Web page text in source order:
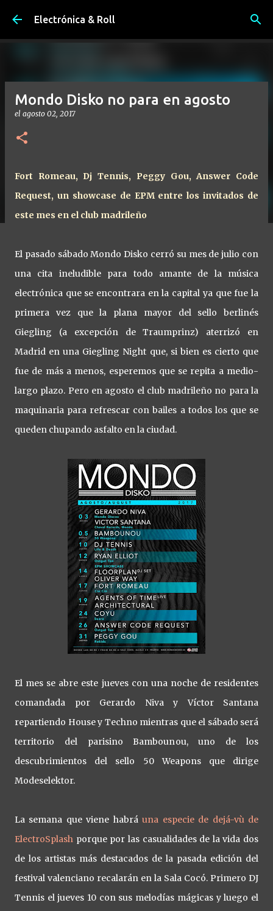
Ir al contenido principal
Electrónica & Roll
Mondo Disko no para en agosto
el agosto 02, 2017
Fort Romeau, Dj Tennis, Peggy Gou, Answer Code
Request, un showcase de EPM entre los invitados de
este mes en el club madrileño
El pasado sábado Mondo Disko cerró su mes de julio con
una cita ineludible para todo amante de la música
electrónica que se encontrara en la capital ya que fue la
primera vez que la plana mayor del sello berlinés
Giegling (a excepción de Traumprinz) aterrizó en
Madrid en una Giegling Night que, si bien es cierto que
fue de más a menos, esperemos que se repita a medio-
largo plazo. Pero en agosto el club madrileño no para la
maquinaria para refrescar con bailes a todos los que se
queden chupando asfalto en la ciudad.
El mes se abre este jueves con una noche de residentes
comandada por Gerardo Niva y Víctor Santana
repartiendo House y Techno mientras que el sábado será
territorio del parisino Bambounou, uno de los
descubrimientos del sello 50 Weapons que dirige
Modeselektor.
La semana que viene habráuna especie de dejá-vù de
ElectroSplash porque por las casualidades de la vida dos
de los artistas más destacados de la pasada edición del
festival valenciano recalarán en la Sala Cocó. Primero DJ
Tennis el jueves 10 con sus melodías mágicas y luego el